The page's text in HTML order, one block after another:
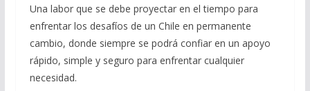
Una labor que se debe proyectar en el tiempo para
enfrentar los desafíos de un Chile en permanente
cambio, donde siempre se podrá confiar en un apoyo
rápido, simple y seguro para enfrentar cualquier
necesidad.